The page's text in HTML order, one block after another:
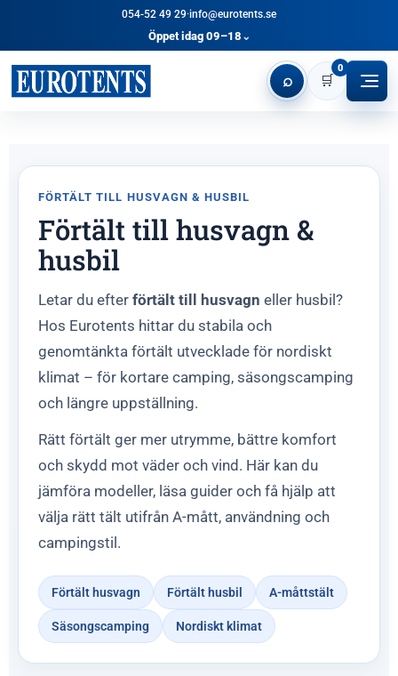
054-52 49 29·info@eurotents.se
Öppet idag 09–18 ⌄
⌕ 🛒
0
FÖRTÄLT TILL HUSVAGN & HUSBIL
Förtält till husvagn &
husbil
Letar du efter förtält till husvagn eller husbil?
Hos Eurotents hittar du stabila och
genomtänkta förtält utvecklade för nordiskt
klimat – för kortare camping, säsongscamping
och längre uppställning.
Rätt förtält ger mer utrymme, bättre komfort
och skydd mot väder och vind. Här kan du
jämföra modeller, läsa guider och få hjälp att
välja rätt tält utifrån A-mått, användning och
campingstil.
Förtält husvagn Förtält husbil A-måttstält
Säsongscamping Nordiskt klimat